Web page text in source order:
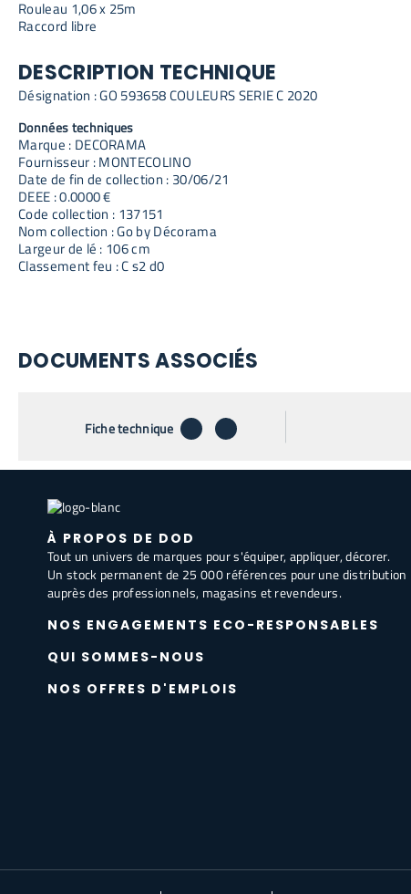
Rouleau 1,06 x 25m
Raccord libre
DESCRIPTION TECHNIQUE
Désignation : GO 593658 COULEURS SERIE C 2020
Données techniques
Marque : DECORAMA
Fournisseur : MONTECOLINO
Date de fin de collection : 30/06/21
DEEE : 0.0000 €
Code collection : 137151
Nom collection : Go by Décorama
Largeur de lé : 106 cm
Classement feu : C s2 d0
DOCUMENTS ASSOCIÉS
Fiche technique téléchargerenvoyer par email
À PROPOS DE DOD
Tout un univers de marques pour s'équiper, appliquer, décorer.
Un stock permanent de 25 000 références pour une distribution
auprès des professionnels, magasins et revendeurs.
NOS ENGAGEMENTS ECO-RESPONSABLES
QUI SOMMES-NOUS
NOS OFFRES D'EMPLOIS